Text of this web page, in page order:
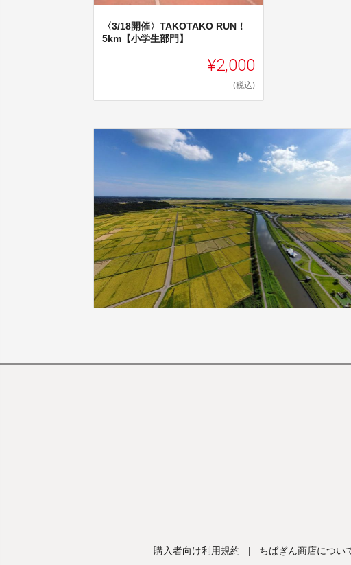
〈3/18開催〉TAKOTAKO RUN！
5km【小学生部門】
¥2,000
(税込)
購入者向け利用規約 | ちばぎん商店につい